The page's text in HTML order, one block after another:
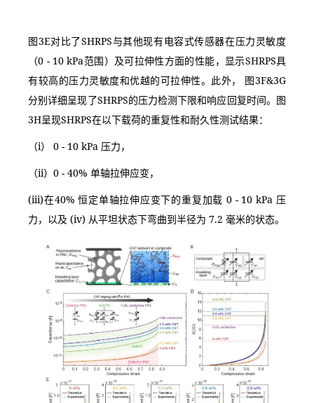
图3E对比了SHRPS与其他现有电容式传感器在压力灵敏度
（0 - 10 kPa范围）及可拉伸性方面的性能，显示SHRPS具
有较高的压力灵敏度和优越的可拉伸性。此外， 图3F&3G
分别详细呈现了SHRPS的压力检测下限和响应回复时间。图
3H呈现SHRPS在以下载荷的重复性和耐久性测试结果：
（i） 0 - 10 kPa 压力，
（ii）0 - 40% 单轴拉伸应变，
(iii)在40% 恒定单轴拉伸应变下的重复加载 0 - 10 kPa 压
力，以及 (iv) 从平坦状态下弯曲到半径为 7.2 毫米的状态。